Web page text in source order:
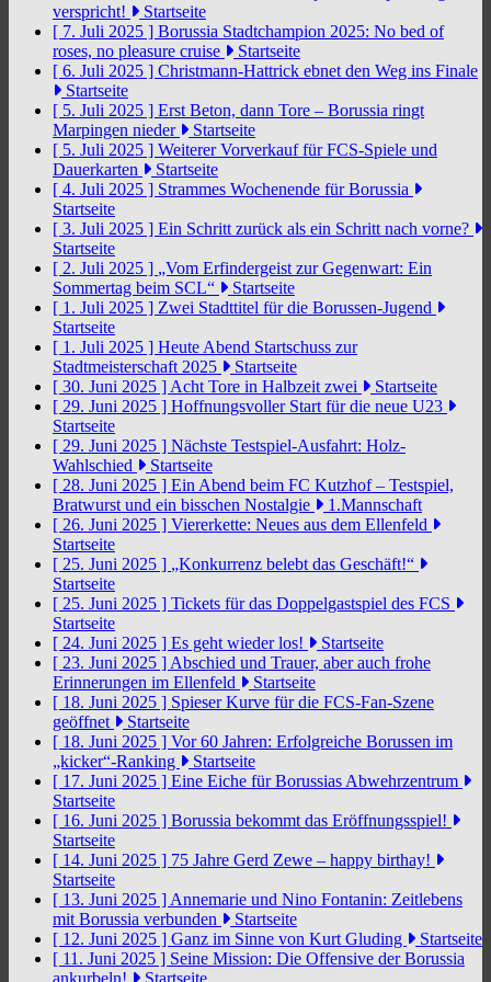
verspricht!
Startseite
[ 7. Juli 2025 ] Borussia Stadtchampion 2025: No bed of
roses, no pleasure cruise
Startseite
[ 6. Juli 2025 ] Christmann-Hattrick ebnet den Weg ins Finale
Startseite
[ 5. Juli 2025 ] Erst Beton, dann Tore – Borussia ringt
Marpingen nieder
Startseite
[ 5. Juli 2025 ] Weiterer Vorverkauf für FCS-Spiele und
Dauerkarten
Startseite
[ 4. Juli 2025 ] Strammes Wochenende für Borussia
Startseite
[ 3. Juli 2025 ] Ein Schritt zurück als ein Schritt nach vorne?
Startseite
[ 2. Juli 2025 ] „Vom Erfindergeist zur Gegenwart: Ein
Sommertag beim SCL“
Startseite
[ 1. Juli 2025 ] Zwei Stadttitel für die Borussen-Jugend
Startseite
[ 1. Juli 2025 ] Heute Abend Startschuss zur
Stadtmeisterschaft 2025
Startseite
[ 30. Juni 2025 ] Acht Tore in Halbzeit zwei
Startseite
[ 29. Juni 2025 ] Hoffnungsvoller Start für die neue U23
Startseite
[ 29. Juni 2025 ] Nächste Testspiel-Ausfahrt: Holz-
Wahlschied
Startseite
[ 28. Juni 2025 ] Ein Abend beim FC Kutzhof – Testspiel,
Bratwurst und ein bisschen Nostalgie
1.Mannschaft
[ 26. Juni 2025 ] Viererkette: Neues aus dem Ellenfeld
Startseite
[ 25. Juni 2025 ] „Konkurrenz belebt das Geschäft!“
Startseite
[ 25. Juni 2025 ] Tickets für das Doppelgastspiel des FCS
Startseite
[ 24. Juni 2025 ] Es geht wieder los!
Startseite
[ 23. Juni 2025 ] Abschied und Trauer, aber auch frohe
Erinnerungen im Ellenfeld
Startseite
[ 18. Juni 2025 ] Spieser Kurve für die FCS-Fan-Szene
geöffnet
Startseite
[ 18. Juni 2025 ] Vor 60 Jahren: Erfolgreiche Borussen im
„kicker“-Ranking
Startseite
[ 17. Juni 2025 ] Eine Eiche für Borussias Abwehrzentrum
Startseite
[ 16. Juni 2025 ] Borussia bekommt das Eröffnungsspiel!
Startseite
[ 14. Juni 2025 ] 75 Jahre Gerd Zewe – happy birthay!
Startseite
[ 13. Juni 2025 ] Annemarie und Nino Fontanin: Zeitlebens
mit Borussia verbunden
Startseite
[ 12. Juni 2025 ] Ganz im Sinne von Kurt Gluding
Startseite
[ 11. Juni 2025 ] Seine Mission: Die Offensive der Borussia
ankurbeln!
Startseite